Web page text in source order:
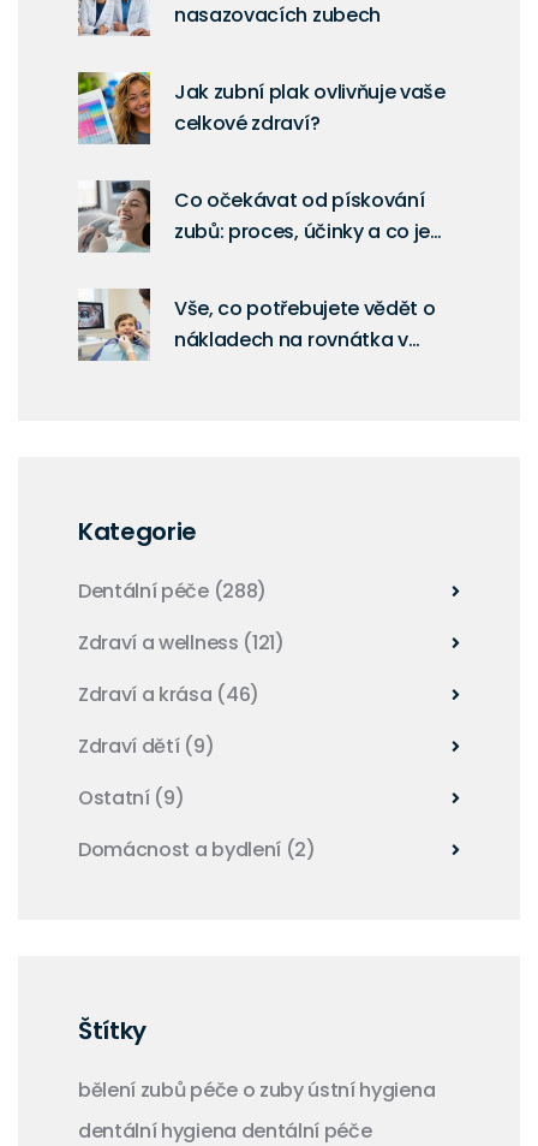
nasazovacích zubech
Jak zubní plak ovlivňuje vaše
celkové zdraví?
Co očekávat od pískování
zubů: proces, účinky a co je
Vše, co potřebujete vědět o
nákladech na rovnátka v
Kategorie
Dentální péče (288)
Zdraví a wellness (121)
Zdraví a krása (46)
Zdraví dětí (9)
Ostatní (9)
Domácnost a bydlení (2)
Štítky
bělení zubů péče o zubyústní hygiena
dentální hygiena dentální péče